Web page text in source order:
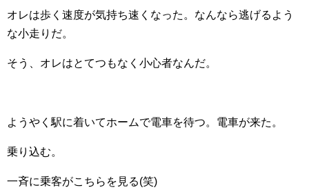
オレは歩く速度が気持ち速くなった。なんなら逃げるよう
な小走りだ。
そう、オレはとてつもなく小心者なんだ。
ようやく駅に着いてホームで電車を待つ。電車が来た。
乗り込む。
一斉に乗客がこちらを見る(笑)